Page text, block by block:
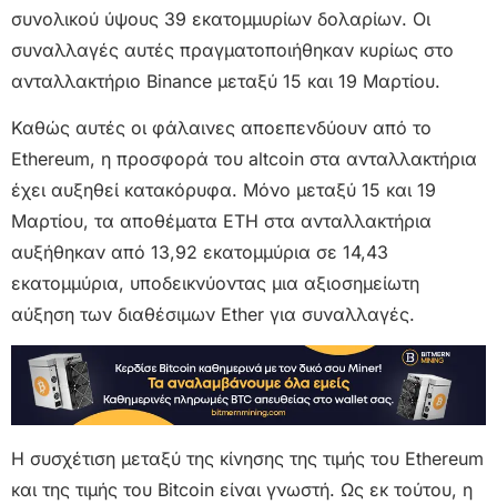
συνολικού ύψους 39 εκατομμυρίων δολαρίων. Οι
συναλλαγές αυτές πραγματοποιήθηκαν κυρίως στο
ανταλλακτήριο Binance μεταξύ 15 και 19 Μαρτίου.
Καθώς αυτές οι φάλαινες αποεπενδύουν από το
Ethereum, η προσφορά του altcoin στα ανταλλακτήρια
έχει αυξηθεί κατακόρυφα. Μόνο μεταξύ 15 και 19
Μαρτίου, τα αποθέματα ETH στα ανταλλακτήρια
αυξήθηκαν από 13,92 εκατομμύρια σε 14,43
εκατομμύρια, υποδεικνύοντας μια αξιοσημείωτη
αύξηση των διαθέσιμων Ether για συναλλαγές.
Η συσχέτιση μεταξύ της κίνησης της τιμής του Ethereum
και της τιμής του Bitcoin είναι γνωστή. Ως εκ τούτου, η